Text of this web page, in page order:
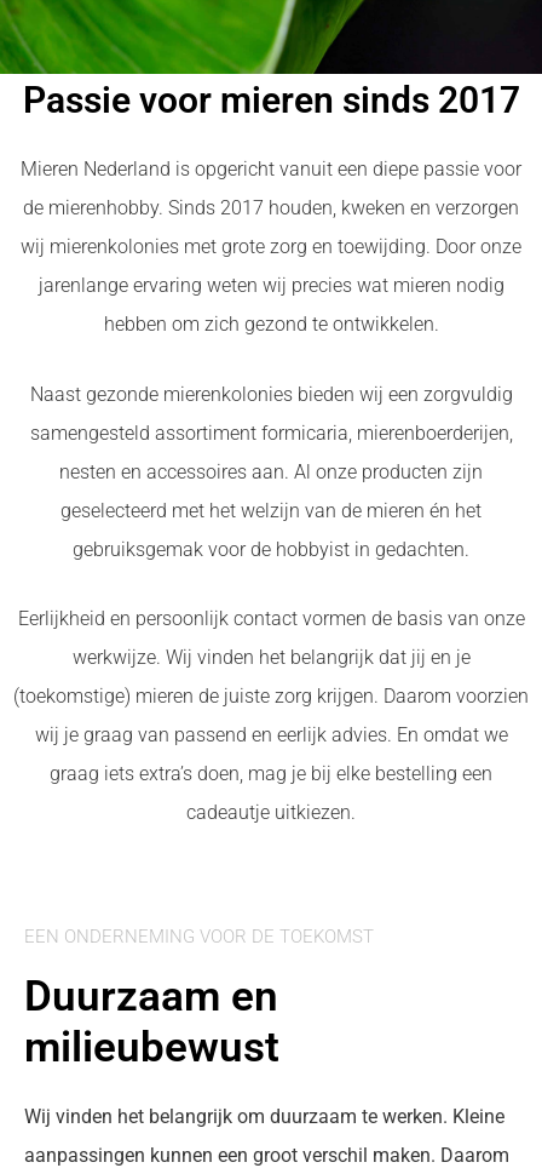
Passie voor mieren sinds 2017
Mieren Nederland is opgericht vanuit een diepe passie voor
de mierenhobby. Sinds 2017 houden, kweken en verzorgen
wij mierenkolonies met grote zorg en toewijding. Door onze
jarenlange ervaring weten wij precies wat mieren nodig
hebben om zich gezond te ontwikkelen.
Naast gezonde mierenkolonies bieden wij een zorgvuldig
samengesteld assortiment formicaria, mierenboerderijen,
nesten en accessoires aan. Al onze producten zijn
geselecteerd met het welzijn van de mieren én het
gebruiksgemak voor de hobbyist in gedachten.
Eerlijkheid en persoonlijk contact vormen de basis van onze
werkwijze. Wij vinden het belangrijk dat jij en je
(toekomstige) mieren de juiste zorg krijgen. Daarom voorzien
wij je graag van passend en eerlijk advies. En omdat we
graag iets extra’s doen, mag je bij elke bestelling een
cadeautje uitkiezen.
EEN ONDERNEMING VOOR DE TOEKOMST
Duurzaam en
milieubewust
Wij vinden het belangrijk om duurzaam te werken. Kleine
aanpassingen kunnen een groot verschil maken. Daarom